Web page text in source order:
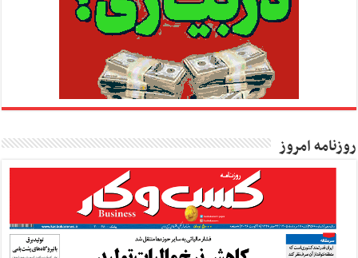
روزنامه امروز